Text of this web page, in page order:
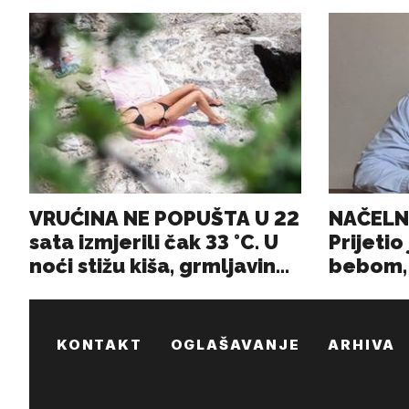
KONTAKT OGLAŠAVANJE ARHIVA